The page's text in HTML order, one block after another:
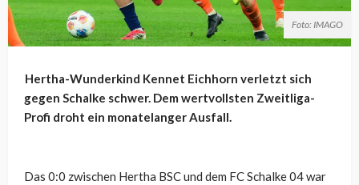
Foto: IMAGO
Hertha-Wunderkind Kennet Eichhorn verletzt sich
gegen Schalke schwer. Dem wertvollsten Zweitliga-
Profi droht ein monatelanger Ausfall.
Das 0:0 zwischen Hertha BSC und dem FC Schalke 04 war